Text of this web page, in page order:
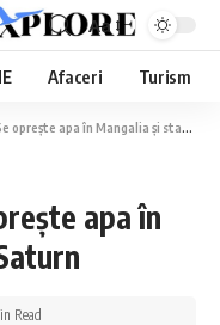
Aa
Afaceri Turism
apa în Mangalia și stațiunea Saturn
apa în
Read